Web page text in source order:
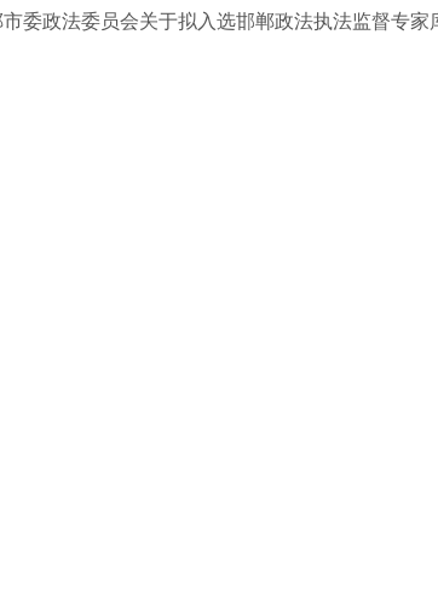
委政法委员会关于拟入选邯郸政法执法监督专家